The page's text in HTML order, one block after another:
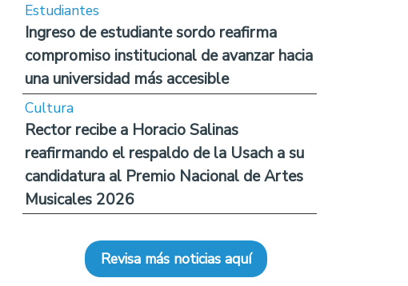
Estudiantes
Ingreso de estudiante sordo reafirma
compromiso institucional de avanzar hacia
una universidad más accesible
Cultura
Rector recibe a Horacio Salinas
reafirmando el respaldo de la Usach a su
candidatura al Premio Nacional de Artes
Musicales 2026
Revisa más noticias aquí